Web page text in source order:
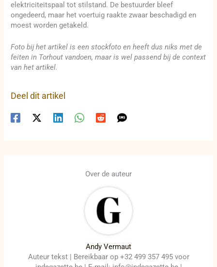
elektriciteitspaal tot stilstand. De bestuurder bleef
ongedeerd, maar het voertuig raakte zwaar beschadigd en
moest worden getakeld.
Foto bij het artikel is een stockfoto en heeft dus niks met de
feiten in Torhout vandoen, maar is wel passend bij de context
van het artikel.
Deel dit artikel
Over de auteur
Andy Vermaut
Auteur tekst | Bereikbaar op +32 499 357 495 voor